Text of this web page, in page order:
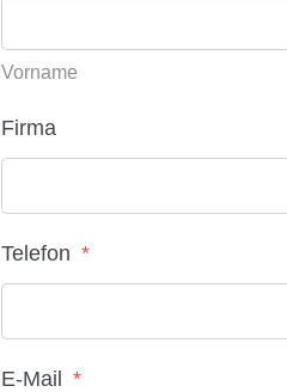
Vorname
Firma
Telefon *
E-Mail *